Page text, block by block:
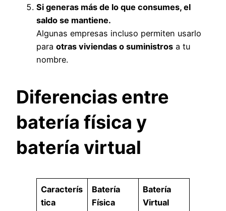
Si generas más de lo que consumes, el
saldo se mantiene.
Algunas empresas incluso permiten usarlo
para otras viviendas o suministros a tu
nombre.
Diferencias entre
batería física y
batería virtual
Caracterís
tica
Batería
Física
Batería
Virtual